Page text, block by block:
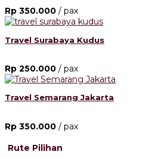
Rp 350.000 / pax
Travel Surabaya Kudus
Rp 250.000 / pax
Travel Semarang Jakarta
Rp 350.000 / pax
Rute Pilihan